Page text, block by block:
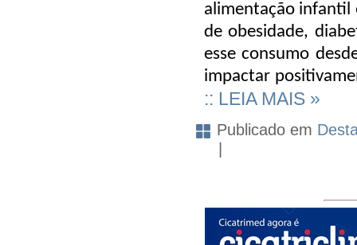
alimentação infantil
deobesidade,
esse consumo
impactar
:: LEIA MAIS »
Publicado em